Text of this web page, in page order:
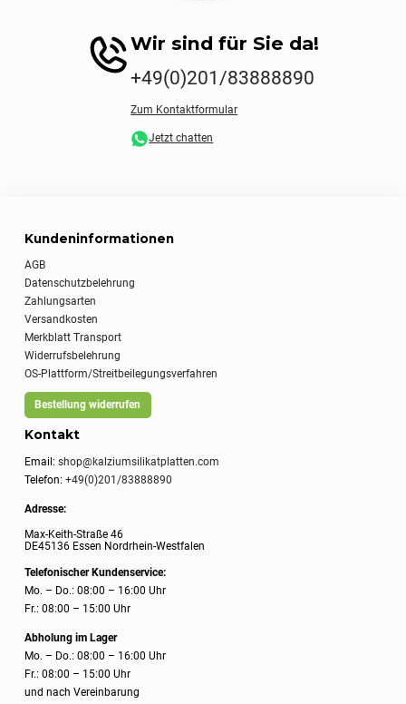
Wir sind für Sie da!
+49(0)201/83888890
Zum Kontaktformular
Jetzt chatten
Kundeninformationen
AGB
Datenschutzbelehrung
Zahlungsarten
Versandkosten
Merkblatt Transport
Widerrufsbelehrung
OS-Plattform/Streitbeilegungsverfahren
Bestellung widerrufen
Kontakt
Email:shop@kalziumsilikatplatten.com
Telefon:+49(0)201/83888890
Adresse:
Max-Keith-Straße 46
DE45136 Essen Nordrhein-Westfalen
Telefonischer Kundenservice:
Mo. – Do.: 08:00 – 16:00 Uhr
Fr.: 08:00 – 15:00 Uhr
Abholung im Lager
Mo. – Do.: 08:00 – 16:00 Uhr
Fr.: 08:00 – 15:00 Uhr
und nach Vereinbarung